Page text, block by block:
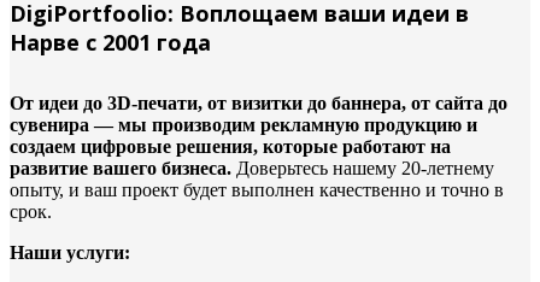
DigiPortfoolio: Воплощаем ваши идеи в
Нарве с 2001 года
От идеи до 3D-печати, от визитки до баннера, от сайта до
сувенира — мы производим рекламную продукцию и
создаем цифровые решения, которые работают на
развитие вашего бизнеса. Доверьтесь нашему 20-летнему
опыту, и ваш проект будет выполнен качественно и точно в
срок.
Наши услуги: